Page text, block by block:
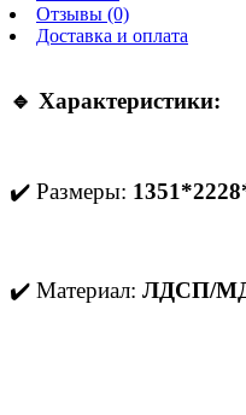
Отзывы (0)
Доставка и оплата
🔹 Характеристики:
✔️ Размеры:
✔️ Материал: ЛДСП/